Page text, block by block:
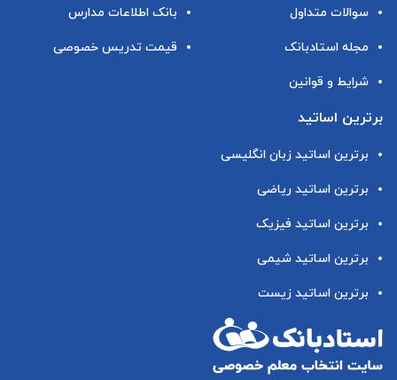
سوالات متداول
مجله استادبانک
شرایط و قوانین
بانک اطلاعات مدارس
قیمت تدریس خصوصی
برترین اساتید
برترین اساتید زبان انگلیسی
برترین اساتید ریاضی
برترین اساتید فیزیک
برترین اساتید شیمی
برترین اساتید زیست